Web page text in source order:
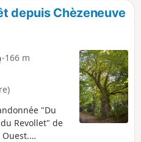
depuis Chèzeneuve
-166 m
"Du
Revollet" de